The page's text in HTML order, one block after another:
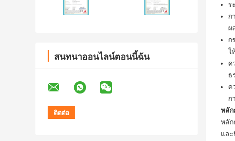
สนทนาออนไลน์ตอนนี้ฉัน
ร
ก
ผ
ก
ใ
ค
ธ
ค
ก
หลัก
หลัก
และ